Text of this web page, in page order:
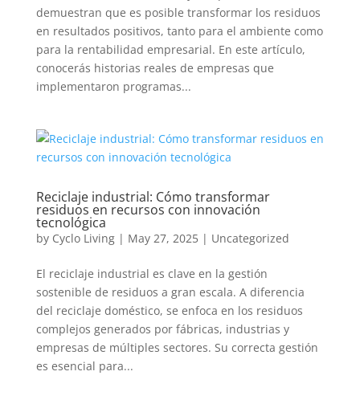
demuestran que es posible transformar los residuos
en resultados positivos, tanto para el ambiente como
para la rentabilidad empresarial. En este artículo,
conocerás historias reales de empresas que
implementaron programas...
Reciclaje industrial: Cómo transformar
residuos en recursos con innovación
tecnológica
by Cyclo Living| May 27, 2025| Uncategorized
El reciclaje industrial es clave en la gestión
sostenible de residuos a gran escala. A diferencia
del reciclaje doméstico, se enfoca en los residuos
complejos generados por fábricas, industrias y
empresas de múltiples sectores. Su correcta gestión
es esencial para...